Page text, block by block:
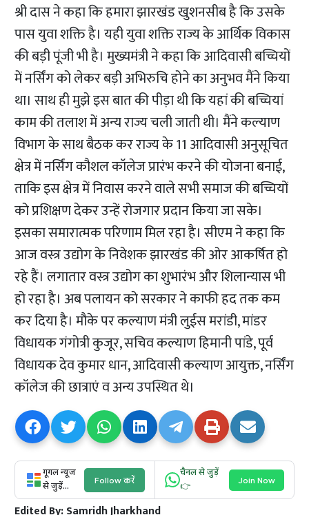
श्री दास ने कहा कि हमारा झारखंड खुशनसीब है कि उसके
पास युवा शक्ति है। यही युवा शक्ति राज्य के आर्थिक विकास
की बड़ी पूंजी भी है। मुख्यमंत्री ने कहा कि आदिवासी बच्चियों
में नर्सिंग को लेकर बड़ी अभिरुचि होने का अनुभव मैंने किया
था। साथ ही मुझे इस बात की पीड़ा थी कि यहां की बच्चियां
काम की तलाश में अन्य राज्य चली जाती थी। मैंने कल्याण
विभाग के साथ बैठक कर राज्य के 11 आदिवासी अनुसूचित
क्षेत्र में नर्सिंग कौशल कॉलेज प्रारंभ करने की योजना बनाई,
ताकि इस क्षेत्र में निवास करने वाले सभी समाज की बच्चियों
को प्रशिक्षण देकर उन्हें रोजगार प्रदान किया जा सके।
इसका समारात्मक परिणाम मिल रहा है। सीएम ने कहा कि
आज वस्त्र उद्योग के निवेशक झारखंड की ओर आकर्षित हो
रहे हैं। लगातार वस्त्र उद्योग का शुभारंभ और शिलान्यास भी
हो रहा है। अब पलायन को सरकार ने काफी हद तक कम
कर दिया है। मौके पर कल्याण मंत्री लुईस मरांडी, मांडर
विधायक गंगोत्री कुजूर, सचिव कल्याण हिमानी पांडे, पूर्व
विधायक देव कुमार धान, आदिवासी कल्याण आयुक्त, नर्सिंग
कॉलेज की छात्राएं व अन्य उपस्थित थे।
गूगल न्यूज
से जुड़ें...
Follow करें
चैनल से जुड़ें
👉
Join Now